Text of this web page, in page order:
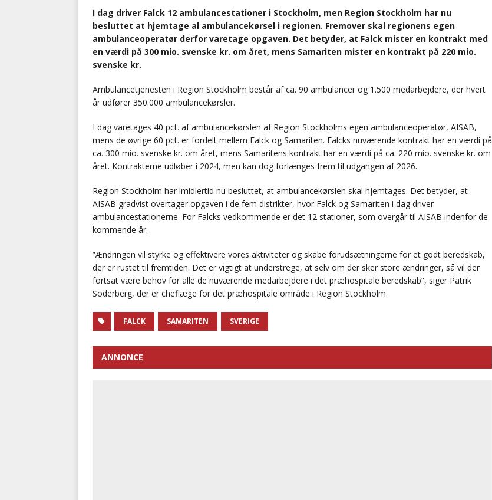
I dag driver Falck 12 ambulancestationer i Stockholm, men Region Stockholm har nu
besluttet at hjemtage al ambulancekørsel i regionen. Fremover skal regionens egen
ambulanceoperatør derfor varetage opgaven. Det betyder, at Falck mister en kontrakt med
en værdi på 300 mio. svenske kr. om året, mens Samariten mister en kontrakt på 220 mio.
svenske kr.
Ambulancetjenesten i Region Stockholm består af ca. 90 ambulancer og 1.500 medarbejdere, der hvert
år udfører 350.000 ambulancekørsler.
I dag varetages 40 pct. af ambulancekørslen af Region Stockholms egen ambulanceoperatør, AISAB,
mens de øvrige 60 pct. er fordelt mellem Falck og Samariten. Falcks nuværende kontrakt har en værdi på
ca. 300 mio. svenske kr. om året, mens Samaritens kontrakt har en værdi på ca. 220 mio. svenske kr. om
året. Kontrakterne udløber i 2024, men kan dog forlænges frem til udgangen af 2026.
Region Stockholm har imidlertid nu besluttet, at ambulancekørslen skal hjemtages. Det betyder, at
AISAB gradvist overtager opgaven i de fem distrikter, hvor Falck og Samariten i dag driver
ambulancestationerne. For Falcks vedkommende er det 12 stationer, som overgår til AISAB indenfor de
kommende år.
”Ændringen vil styrke og effektivere vores aktiviteter og skabe forudsætningerne for et godt beredskab,
der er rustet til fremtiden. Det er vigtigt at understrege, at selv om der sker store ændringer, så vil der
fortsat være behov for alle de nuværende medarbejdere i det præhospitale beredskab”, siger Patrik
Söderberg, der er cheflæge for det præhospitale område i Region Stockholm.
FALCK SAMARITEN SVERIGE
ANNONCE